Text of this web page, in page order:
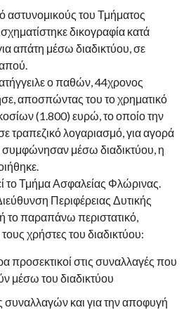
του Τμήματος
δικογραφία κατά
απάτη μέσω διαδικτύου, σε
ο παθών, 44χρονος
αποσπώντας του το χρηματικό
(1.800) ευρώ, το οποίο την
τραπεζικό λογαριασμό, για αγορά
συμφώνησαν μέσω διαδικτύου, η
το Τμήμα Ασφαλείας Φλώρινας.
Περιφέρειας Δυτικής
το παραπάνω περιστατικό,
χρήστες του διαδικτύου:
προσεκτικοί στις συναλλαγές που
μέσω του διαδικτύου
συναλλαγών και για την αποφυγή